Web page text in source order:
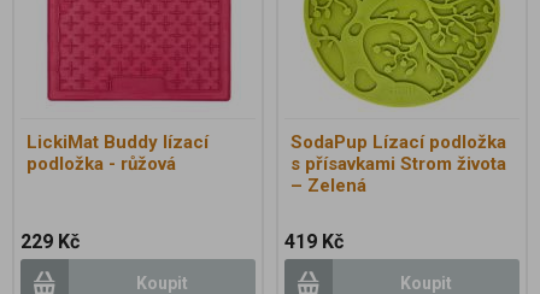
LickiMat Buddy lízací
podložka - růžová
229 Kč
Koupit
SodaPup Lízací podložka
s přísavkami Strom života
– Zelená
419 Kč
Koupit